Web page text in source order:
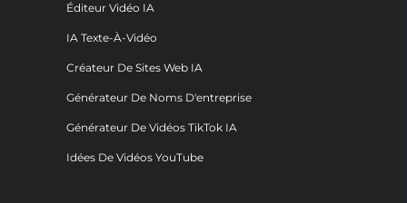
Éditeur Vidéo IA
IA Texte-À-Vidéo
Créateur De Sites Web IA
Générateur De Noms D'entreprise
Générateur De Vidéos TikTok IA
Idées De Vidéos YouTube